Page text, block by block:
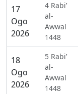
17
Ogo
2026
4 Rabi’
al-
Awwal
1448
18
Ogo
2026
5 Rabi’
al-
Awwal
1448